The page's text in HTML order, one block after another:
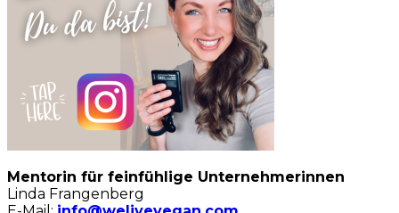
Mentorin für feinfühlige Unternehmerinnen
Linda Frangenberg